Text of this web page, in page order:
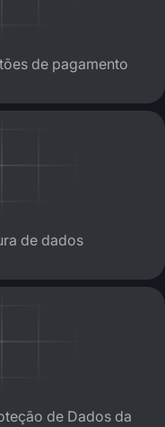
de pagamento
de dados
de Dados da